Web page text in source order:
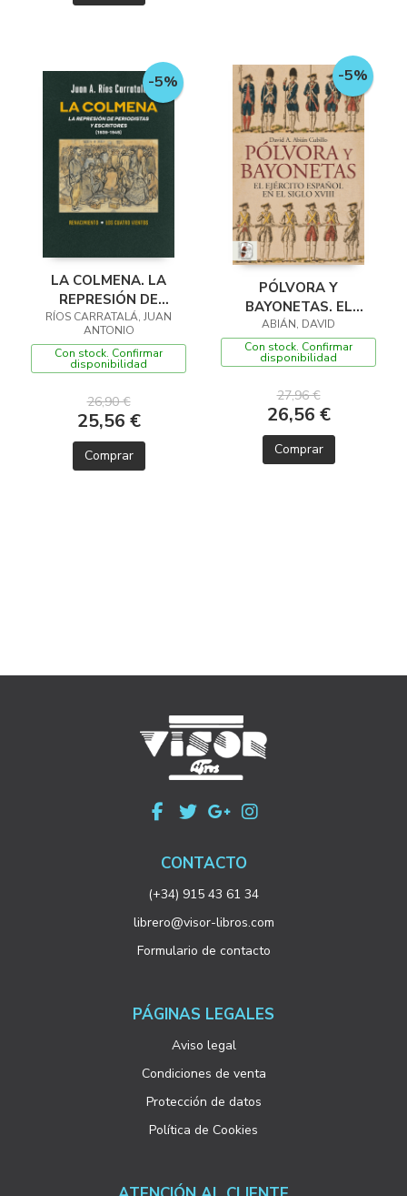
-5%
LA COLMENA. LA
REPRESIÓN DE
PERIODISTAS Y
ESCRITORES
RÍOS CARRATALÁ, JUAN
ANTONIO
Con stock. Confirmar
disponibilidad
26,90 €
25,56 €
Comprar
-5%
PÓLVORA Y
BAYONETAS. EL
EJÉRCITO ESPAÑOL EN
EL SIGLO XVIII
ABIÁN, DAVID
Con stock. Confirmar
disponibilidad
27,96 €
26,56 €
Comprar
CONTACTO
(+34) 915 43 61 34
librero@visor-libros.com
Formulario de contacto
PÁGINAS LEGALES
Aviso legal
Condiciones de venta
Protección de datos
Política de Cookies